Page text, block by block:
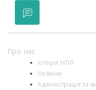
Про нас
Історія НПЛ
Новини
Адміністрація та